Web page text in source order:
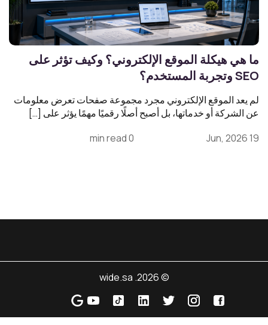
ما هي هيكلة الموقع الإلكتروني؟ وكيف تؤثر على
SEO وتجربة المستخدم؟
لم يعد الموقع الإلكتروني مجرد مجموعة صفحات تعرض معلومات
عن الشركة أو خدماتها، بل أصبح أصلًا رقميًا مهمًا يؤثر على […]
19 Jun, 2026
0 min read
© 2026. wide.sa